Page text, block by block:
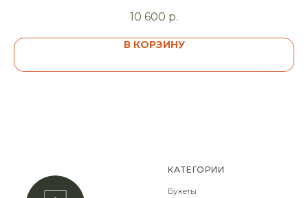
10 600 р.
В КОРЗИНУ
КАТЕГОРИИ
Букеты